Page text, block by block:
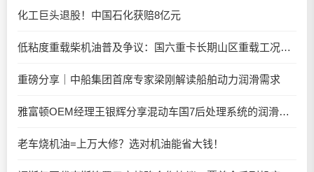
化工巨头退股！中国石化获赔8亿元
低粘度重载柴机油普及争议：国六重卡长期山区重载工况是否适合0W-20柴油机油？
重磅分享｜中船集团首席专家梁刚解读船舶动力润滑需求
雅富顿OEM经理王银辉分享混动车国7后处理系统的润滑油要求
老车烧机油=上万大修？选对机油能省大钱！